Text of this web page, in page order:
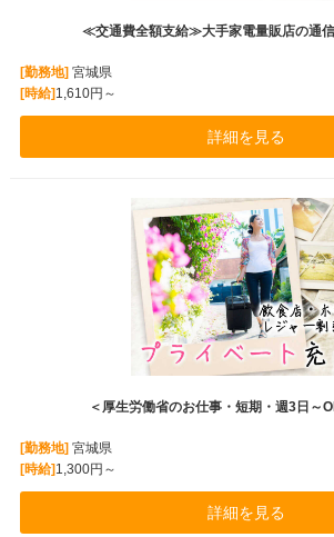
≪交通費全額支給≫大手家電量販店の通
[勤務地] 宮城県
[時給] 1,610円～
詳細を見る
＜厚生労働省のお仕事・短期・週3日～
[勤務地] 宮城県
[時給] 1,300円～
詳細を見る